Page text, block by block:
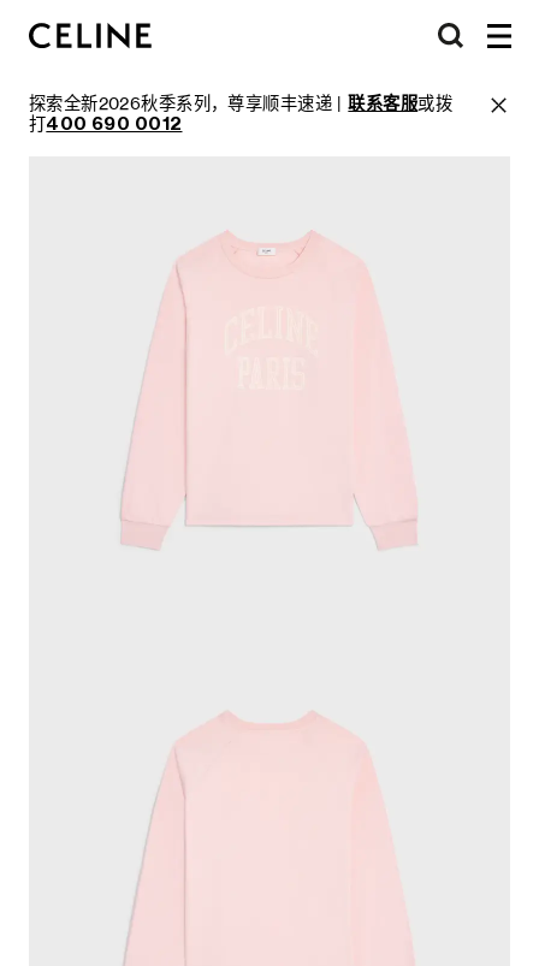
探索全新2026秋季系列，尊享顺丰速递 |联系客服或拨
打400 690 0012